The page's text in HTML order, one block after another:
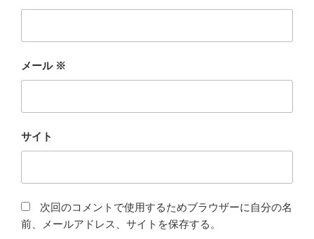
メール ※
サイト
次回のコメントで使用するためブラウザーに自分の名
前、メールアドレス、サイトを保存する。